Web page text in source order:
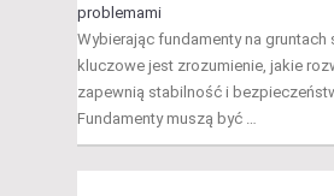
problemami
Wybierając fundamenty na gruntach
kluczowe jest zrozumienie, jakie
zapewnią stabilność i
Fundamenty muszą być …